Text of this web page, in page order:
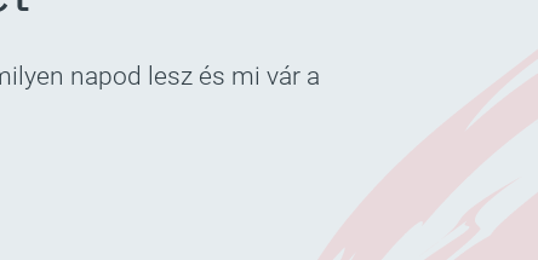
napod lesz és mi vár a